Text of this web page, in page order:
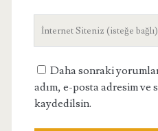
Site
Daha sonraki
adım, e-posta adresim ve
kaydedilsin.